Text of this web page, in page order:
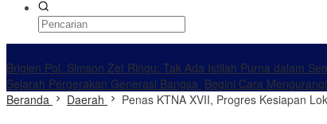
Brigjen Pol. Simson Zet Ringu: Tak Ada Istilah Purna dalam
Sejarah Pergerakan Generasi Bangsa Begini Cara
Beranda
Daerah Penas KTNA XVII, Progres Kesiapan